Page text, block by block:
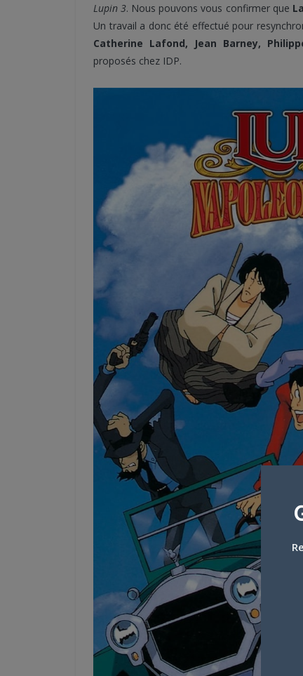
Lupin 3. Nous pouvons vous confirmer que
Un travail a donc été effectué pour
Catherine Lafond, Jean Barney,
proposés chez IDP.